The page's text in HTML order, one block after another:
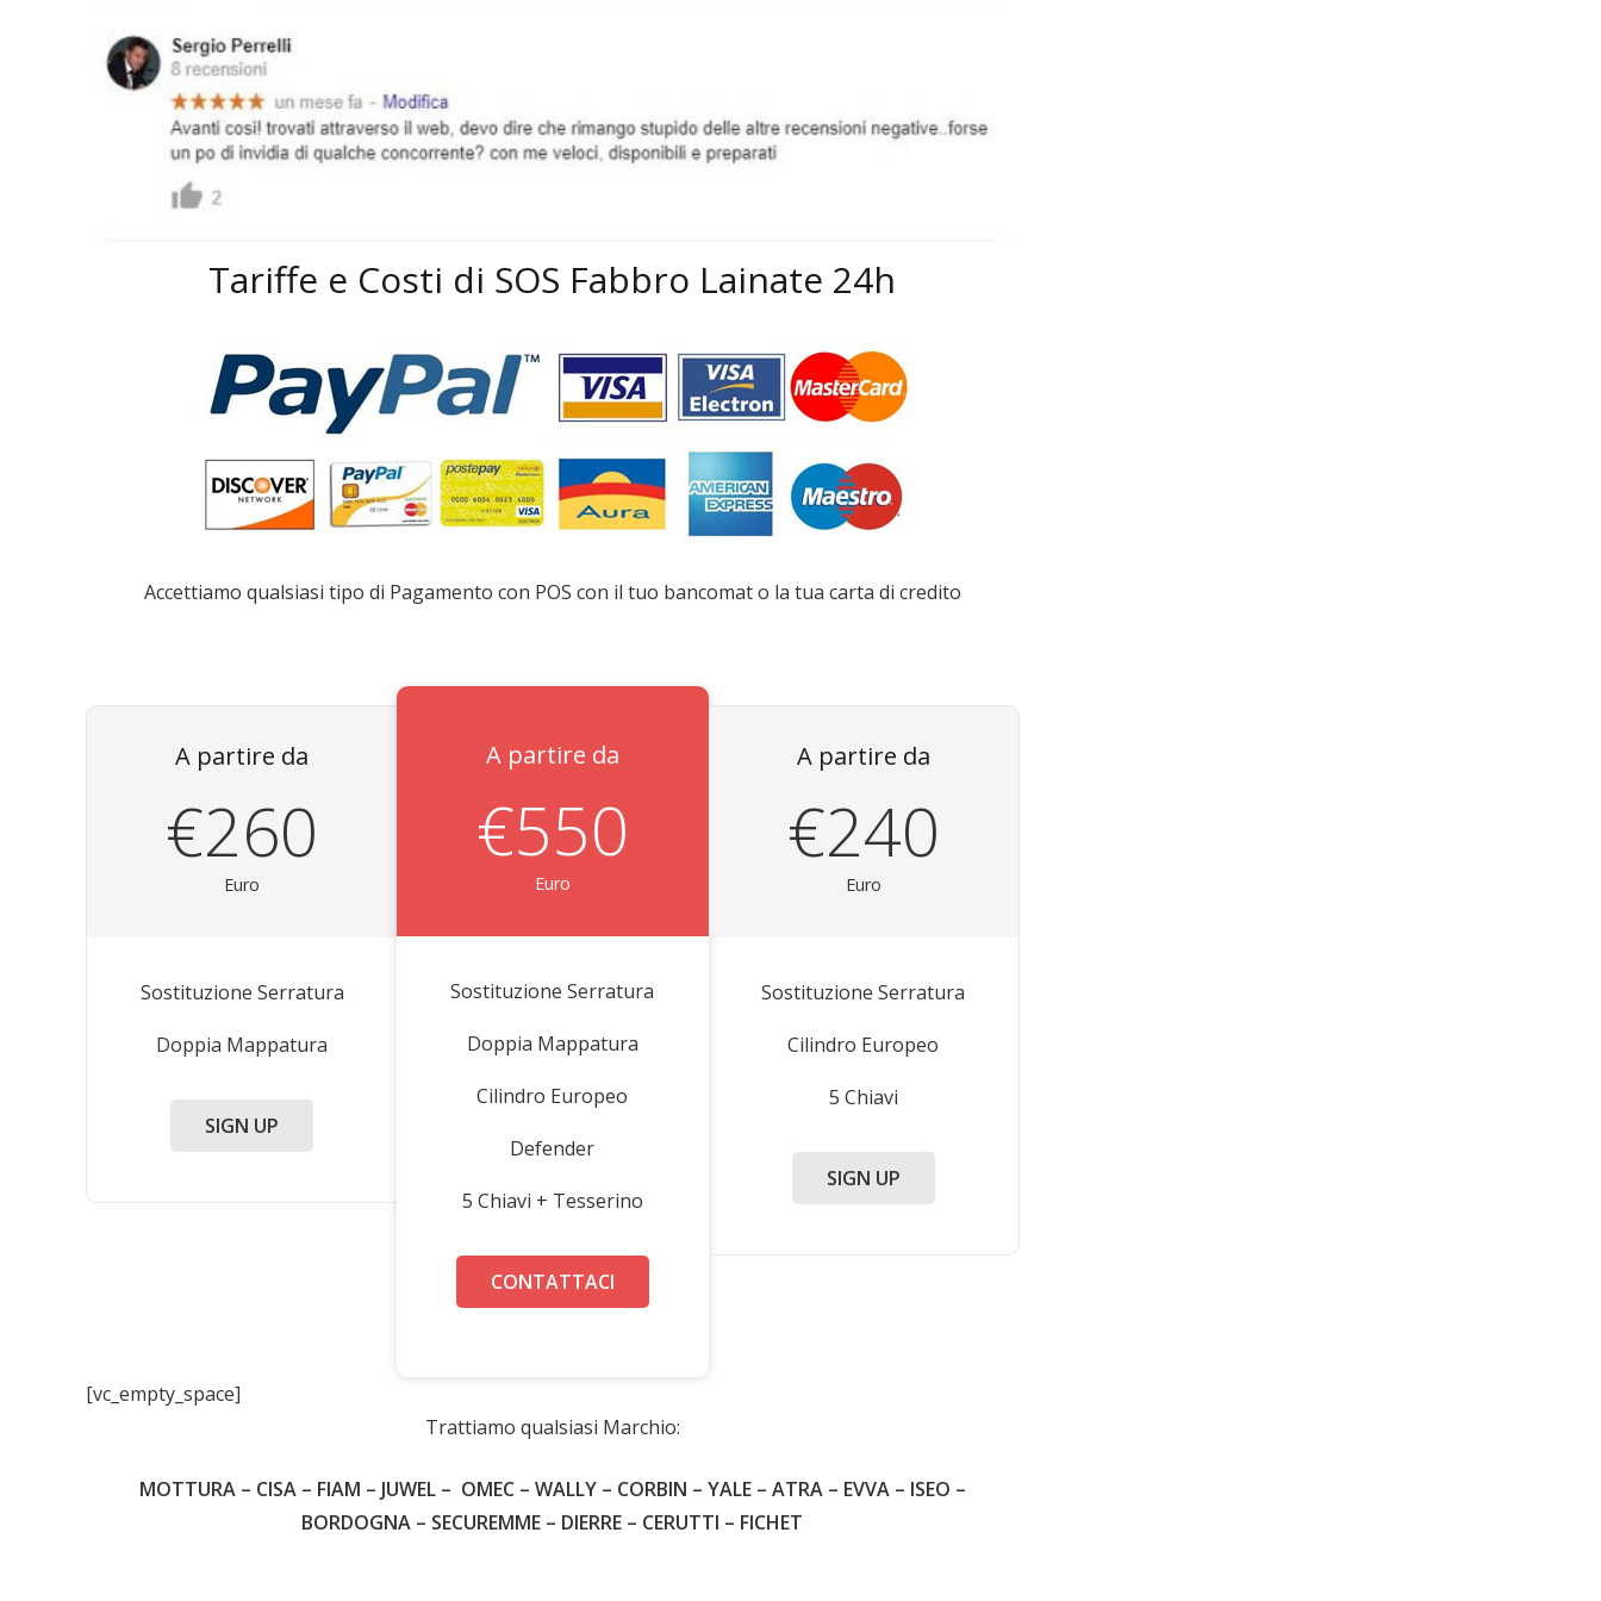
Tariffe e Costi di SOS Fabbro Lainate 24h
Accettiamo qualsiasi tipo di Pagamento con POS con il tuo bancomat o la tua carta di credito
A partire da
€260
Euro
Sostituzione Serratura
Doppia Mappatura
SIGN UP
A partire da
€550
Euro
Sostituzione Serratura
Doppia Mappatura
Cilindro Europeo
Defender
5 Chiavi + Tesserino
CONTATTACI
A partire da
€240
Euro
Sostituzione Serratura
Cilindro Europeo
5 Chiavi
SIGN UP
[vc_empty_space]
Trattiamo qualsiasi Marchio:
MOTTURA – CISA – FIAM – JUWEL – OMEC – WALLY – CORBIN – YALE – ATRA – EVVA – ISEO –
BORDOGNA – SECUREMME – DIERRE – CERUTTI – FICHET